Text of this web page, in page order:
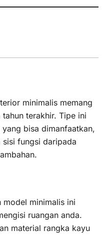
minimalis memang
terakhir. Tipe ini
bisa dimanfaatkan,
fungsi daripada
model minimalis ini
ruangan anda.
material rangka kayu